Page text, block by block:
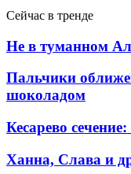
Сейчас в тренде
Не в туманном
Пальчики
шоколадом
Кесарево
Ханна, Слава и